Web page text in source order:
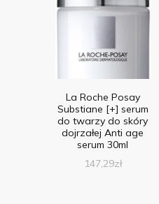
La Roche Posay
Substiane [+] serum
do twarzy do skóry
dojrzałej Anti age
serum 30ml
147,29zł